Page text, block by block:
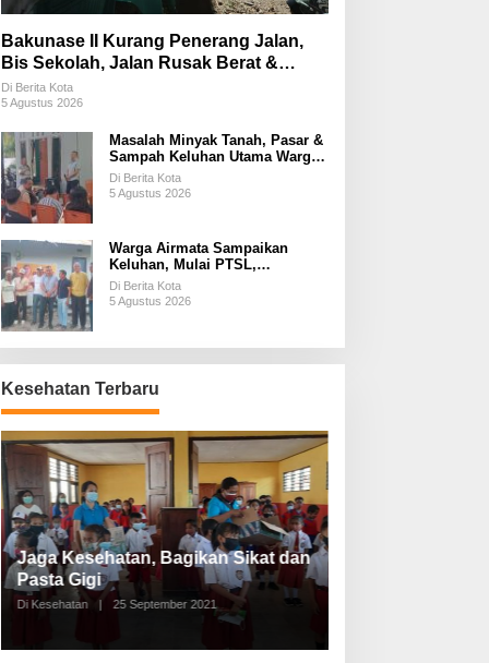
Bakunase II Kurang Penerang Jalan,
Bis Sekolah, Jalan Rusak Berat &
Susah Pupuk Subsidi
Di Berita Kota
5 Agustus 2026
Masalah Minyak Tanah, Pasar &
Sampah Keluhan Utama Warga
Airnona
Di Berita Kota
5 Agustus 2026
Warga Airmata Sampaikan
Keluhan, Mulai PTSL,
Ketersediaan Minyak Tanah &
Lahan Pemakaman
Di Berita Kota
5 Agustus 2026
Kesehatan Terbaru
Jaga Kesehatan, Bagikan Sikat dan
Pasta Gigi
Di Kesehatan | 25 September 2021